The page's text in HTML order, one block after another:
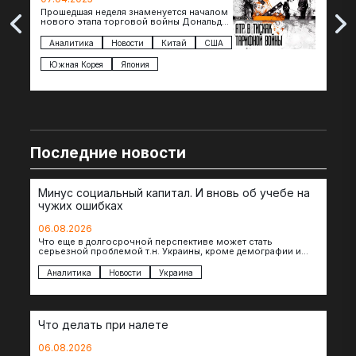
Прошедшая неделя знаменуется началом
нового этапа торговой войны Дональда
импорта из более 100 стран…
Аналитика Новости Китай США
Южная Корея Япония
The
Последние новости
Минус социальный капитал. И вновь об учебе на
чужих ошибках
06.08.2026
Что еще в долгосрочной перспективе может стать
серьезной проблемой т.н. Украины, кроме демографии и
которых будет…
Аналитика Новости Украина
Что делать при налете
06.08.2026